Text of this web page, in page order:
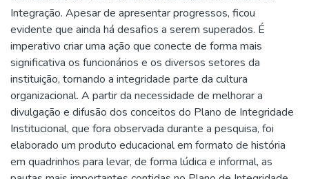
Integração. Apesar de apresentar progressos, ficou
evidente que ainda há desafios a serem superados. É
imperativo criar uma ação que conecte de forma mais
significativa os funcionários e os diversos setores da
instituição, tornando a integridade parte da cultura
organizacional. A partir da necessidade de melhorar a
divulgação e difusão dos conceitos do Plano de Integridade
Institucional, que fora observada durante a pesquisa, foi
elaborado um produto educacional em formato de história
em quadrinhos para levar, de forma lúdica e informal, as